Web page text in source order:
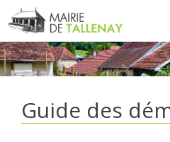
Aller
au
contenu
Guide des